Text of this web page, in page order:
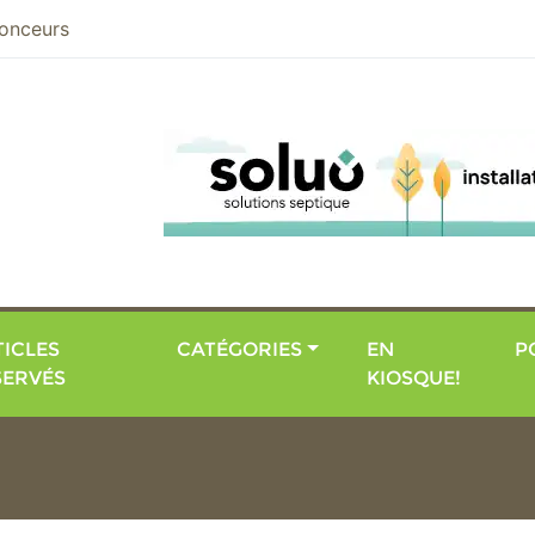
CATÉGORIES
EN
KIOSQUE!